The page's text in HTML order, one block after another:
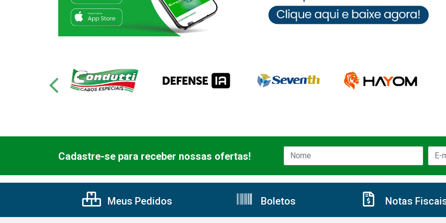
Cadastre-se para receber nossas ofertas!
Meus Pedidos Boletos Notas